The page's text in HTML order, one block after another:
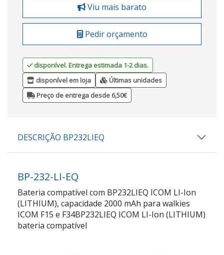
Viu mais barato
Pedir orçamento
disponível. Entrega estimada 1-2 dias.
disponível em loja
Últimas unidades
Preço de entrega desde 6,50€
DESCRIÇÃO BP232LIEQ
BP-232-LI-EQ
Bateria compatível com BP232LIEQ ICOM LI-Ion
(LITHIUM), capacidade 2000 mAh para walkies
ICOM F15 e F34BP232LIEQ ICOM LI-Ion (LITHIUM)
bateria compatível